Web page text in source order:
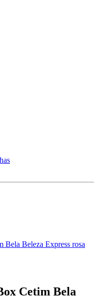
Bela Beleza Express rosa
Cetim Bela